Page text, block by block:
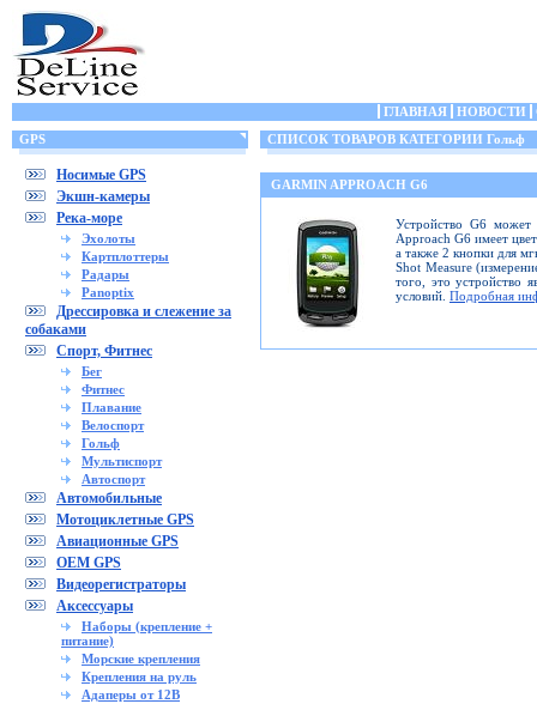
ГЛАВНАЯ НОВОСТИ
GPS
Носимые GPS
Экшн-камеры
Река-море
Эхолоты
Картплоттеры
Радары
Panoptix
Дрессировка и слежение за
собаками
Спорт, Фитнес
Бег
Фитнес
Плавание
Велоспорт
Гольф
Мультиспорт
Автоспорт
Автомобильные
Мотоциклетные GPS
Авиационные GPS
OEM GPS
Видеорегистраторы
Аксессуары
Наборы (крепление +
питание)
Морские крепления
Крепления на руль
Адаперы от 12В
СПИСОК ТОВАРОВ КАТЕГОРИИ Гольф
GARMIN APPROACH G6
Устройство G6 может
Approach G6 имеет
а также 2 кнопки для
Shot Measure
того, это устройство
условий. Подробная